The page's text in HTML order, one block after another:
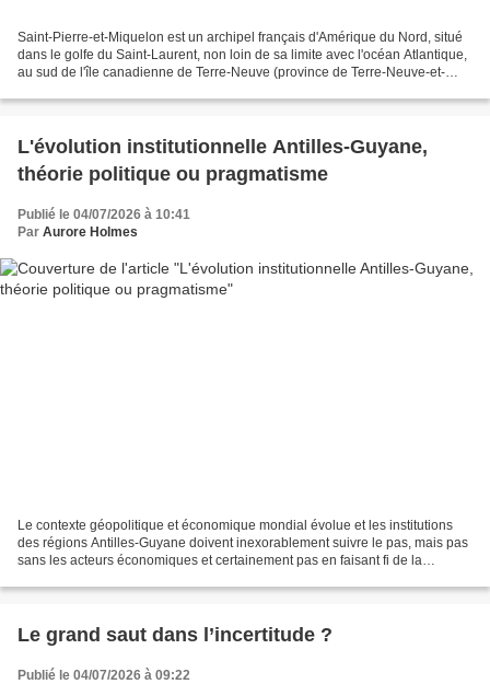
Saint-Pierre-et-Miquelon est un archipel français d'Amérique du Nord, situé
dans le golfe du Saint-Laurent, non loin de sa limite avec l'océan Atlantique,
au sud de l'île canadienne de Terre-Neuve (province de Terre-Neuve-et-
L'évolution institutionnelle Antilles-Guyane,
théorie politique ou pragmatisme
Publié le 04/07/2026 à 10:41
Par Aurore Holmes
Le contexte géopolitique et économique mondial évolue et les institutions
des régions Antilles-Guyane doivent inexorablement suivre le pas, mais pas
sans les acteurs économiques et certainement pas en faisant fi de la
Le grand saut dans l’incertitude ?
Publié le 04/07/2026 à 09:22